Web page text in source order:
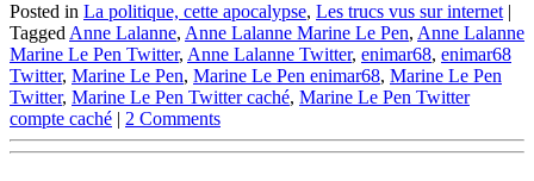
Posted in La politique, cette apocalypse, Les trucs vus sur internet |
Tagged Anne Lalanne, Anne Lalanne Marine Le Pen, Anne Lalanne
Marine Le Pen Twitter, Anne Lalanne Twitter, enimar68, enimar68
Twitter, Marine Le Pen, Marine Le Pen enimar68, Marine Le Pen
Twitter, Marine Le Pen Twitter caché, Marine Le Pen Twitter
compte caché | 2 Comments